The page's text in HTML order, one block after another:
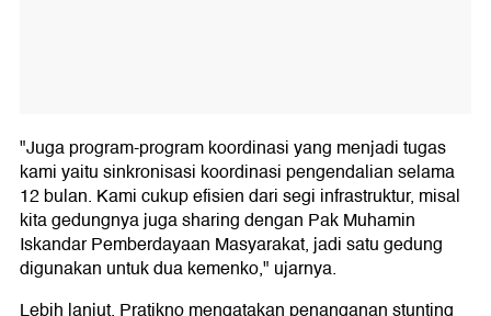
"Juga program-program koordinasi yang menjadi tugas
kami yaitu sinkronisasi koordinasi pengendalian selama
12 bulan. Kami cukup efisien dari segi infrastruktur, misal
kita gedungnya juga sharing dengan Pak Muhamin
Iskandar Pemberdayaan Masyarakat, jadi satu gedung
digunakan untuk dua kemenko," ujarnya.